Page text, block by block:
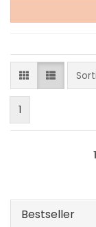
1
1
Bestseller